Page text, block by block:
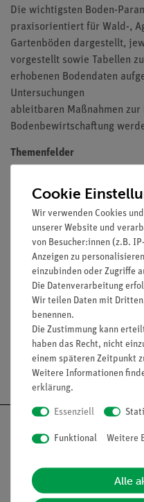
Die wichtigsten Boden-
praxisorientiert für Wald-,
Gartenböden dargestellt,
vorgestellt sowie Tabellen
erhobenen Bodendaten
Untersuchungen
ableitbaren Maßnahmen zur
Bodenbewirtschaftung
Themenfelder
Boden als
Faktoren der
Veränderung der
Bodenuntersuchungen
Ausstattung
DIN A4,
Cookie
Wir verwenden Cookies
unserer Website und
von Besucher:innen (z.B.
Anzeigen zu
einzubinden oder Zugriffe
Die Datenverarbeitung
Wir teilen Daten mit
benennen.
Die Zustimmung kann
haben das Recht, nicht
einem späteren Zeitpunkt
Weitere Informationen
erklärung.
Essenziell
Funktional Weitere
Alle